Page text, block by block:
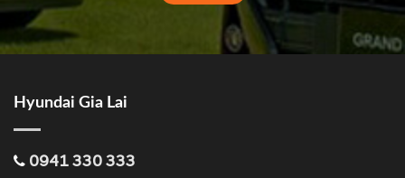
Hyundai Gia Lai
0941 330 333